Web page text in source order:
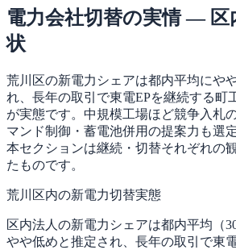
電力会社切替の実情 — 区
状
荒川区の新電力シェアは都内平均にや
れ、長年の取引で東電EPを継続する町
が実態です。中規模工場ほど競争入札
マンド制御・蓄電池併用の提案力も選
本セクションは継続・切替それぞれの
たものです。
荒川区内の新電力切替実態
区内法人の新電力シェアは都内平均（
やや低めと推定され、長年の取引で東